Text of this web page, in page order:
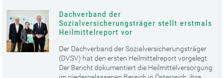
Dachverband der
Sozialversicherungsträger stellt erstmals
Heilmittelreport vor
Der Dachverband der Sozialversicherungsträger
(DVSV) hat den ersten Heilmittelreport vorgelegt.
Der Bericht dokumentiert die Heilmittelversorgung